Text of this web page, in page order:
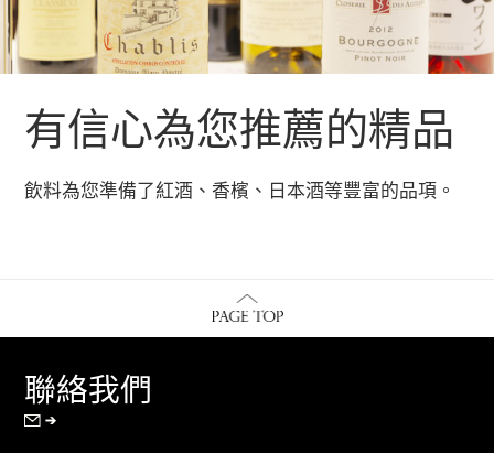
有信心為您推薦的精品
飲料為您準備了紅酒、香檳、日本酒等豐富的品項。
聯絡我們